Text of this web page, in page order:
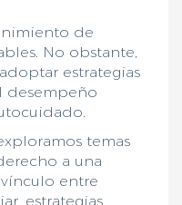
de
No obstante,
estrategias
desempeño
temas
a una
entre
estrategias